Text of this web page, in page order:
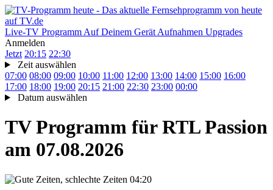
Live-TV Programm Auf Deinem Gerät Aufnahmen Upgrades
Anmelden
Jetzt 20:15 22:30
Zeit auswählen
07:00 08:00 09:00 10:00 11:00 12:00 13:00 14:00 15:00 16:00
17:00 18:00 19:00 20:15 21:00 22:30 23:00 00:00
Datum auswählen
TV Programm für RTL Passion
am 07.08.2026
04:20